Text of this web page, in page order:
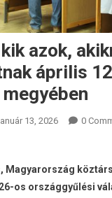
azok,
április
13, 2026 0
Magyarország
os országgyűlési